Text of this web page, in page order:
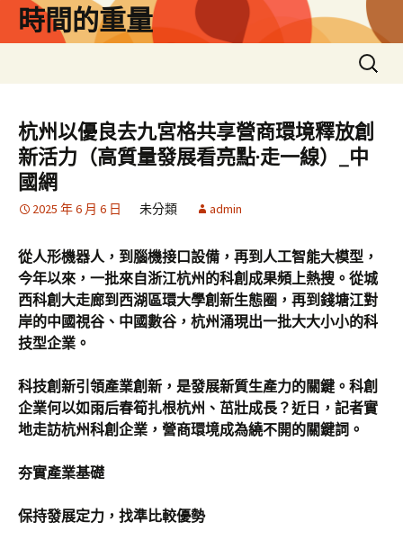
時間的重量
搜
尋
鍵
字:
杭州以優良去九宮格共享營商環境釋放創
新活力（高質量發展看亮點·走一線）_中
國網
2025 年 6 月 6 日 未分類 admin
從人形機器人，到腦機接口設備，再到人工智能大模型，
今年以來，一批來自浙江杭州的科創成果頻上熱搜。從城
西科創大走廊到西湖區環大學創新生態圈，再到錢塘江對
岸的中國視谷、中國數谷，杭州涌現出一批大大小小的科
技型企業。
科技創新引領產業創新，是發展新質生產力的關鍵。科創
企業何以如雨后春筍扎根杭州、茁壯成長？近日，記者實
地走訪杭州科創企業，營商環境成為繞不開的關鍵詞。
夯實產業基礎
保持發展定力，找準比較優勢